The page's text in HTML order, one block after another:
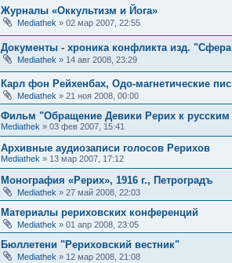
Журналы «Оккультизм и Йога»
Mediathek » 02 мар 2007, 22:55
Документы - хроника конфликта изд.
Mediathek » 14 авг 2008, 23:29
Карл фон Рейхенбах, Одо-магнетические
Mediathek » 21 ноя 2008, 00:00
Фильм "Обращение Девики Рерих к
Mediathek » 03 фев 2007, 15:41
Архивные аудиозаписи голосов Рерихов
Mediathek » 13 мар 2007, 17:12
Монография «Рерих», 1916 г., Петроградъ
Mediathek » 27 май 2008, 22:03
Материалы рериховских конференций
Mediathek » 01 апр 2008, 23:05
Бюллетени "Рериховский вестник"
Mediathek » 12 мар 2008, 21:08